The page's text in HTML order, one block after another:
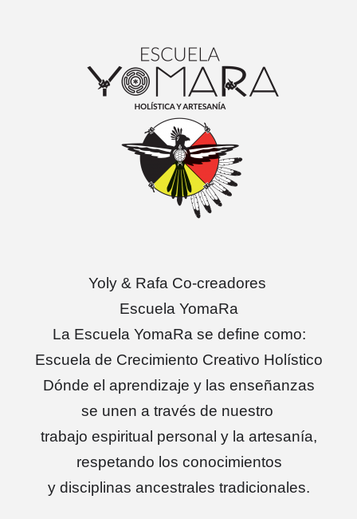
Yoly & Rafa Co-creadores
Escuela YomaRa
La Escuela YomaRa se define como:
Escuela de Crecimiento Creativo Holístico
Dónde el aprendizaje y las enseñanzas
se unen a través de nuestro
trabajo espiritual personal y la artesanía,
respetando los conocimientos
y disciplinas ancestrales tradicionales.